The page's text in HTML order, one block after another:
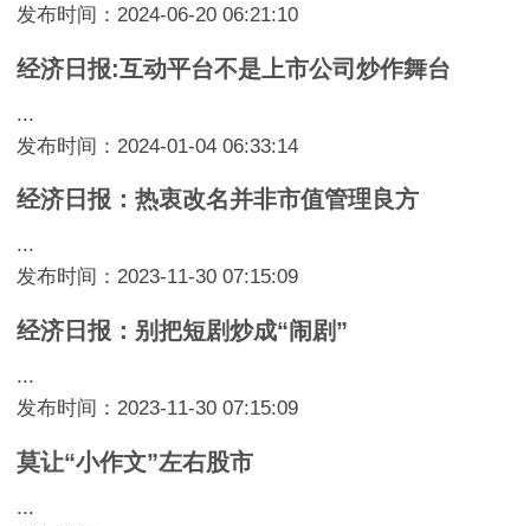
发布时间：2024-06-20 06:21:10
经济日报:互动平台不是上市公司炒作舞台
...
发布时间：2024-01-04 06:33:14
经济日报：热衷改名并非市值管理良方
...
发布时间：2023-11-30 07:15:09
经济日报：别把短剧炒成“闹剧”
...
发布时间：2023-11-30 07:15:09
莫让“小作文”左右股市
...